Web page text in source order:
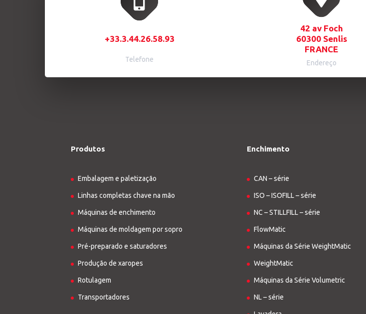
+33.3.44.26.58.93
Telefone
42 av Foch
60300 Senlis
FRANCE
Endereço
Produtos
Embalagem e paletização
Linhas completas chave na mão
Máquinas de enchimento
Máquinas de moldagem por sopro
Pré-preparado e saturadores
Produção de xaropes
Rotulagem
Transportadores
Enchimento
CAN – série
ISO – ISOFILL – série
NC – STILLFILL – série
FlowMatic
Máquinas da Série WeightMatic
WeightMatic
Máquinas da Série Volumetric
NL – série